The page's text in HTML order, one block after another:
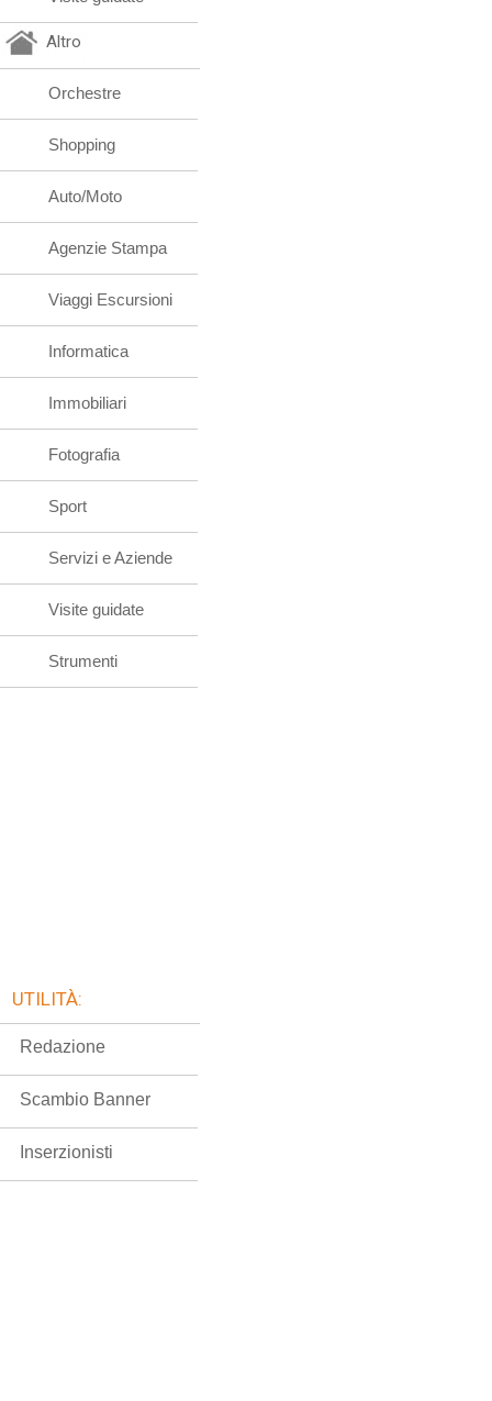
Altro
Orchestre
Shopping
Auto/Moto
Agenzie Stampa
Viaggi Escursioni
Informatica
Immobiliari
Fotografia
Sport
Servizi e Aziende
Visite guidate
Strumenti
UTILITÀ:
Redazione
Scambio Banner
Inserzionisti